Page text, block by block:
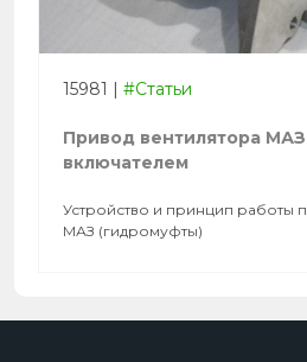
15981 | #Статьи
Привод вентилятора
включателем
Устройство и принцип работы
МАЗ (гидромуфты)